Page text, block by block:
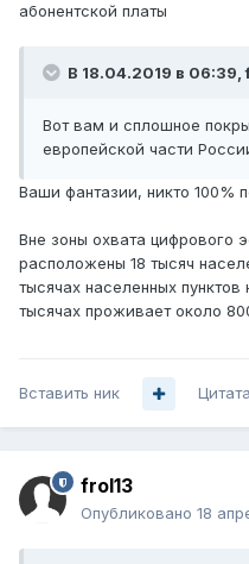
абонентской платы
В 18.04.2019 в 06:39,
Вот вам и сплошное
европейской части
Ваши фантазии, никто 100%
Вне зоны охвата цифрового
расположены 18 тысяч
тысячах населенных
тысячах проживает около
Вставить ник Цитата
frol13
Опубликовано 18